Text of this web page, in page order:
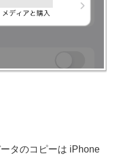
ータのコピーは iPhone